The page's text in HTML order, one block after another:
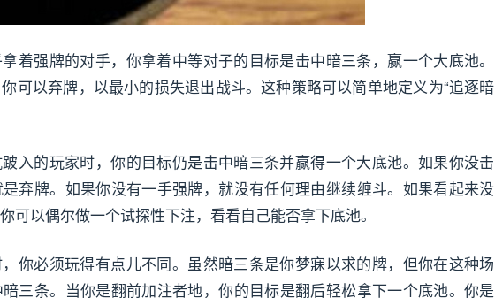
着强牌的对手，你拿着中等对子的目标是击中暗三条，赢一个大底池。
可以弃牌，以最小的损失退出战斗。这种策略可以简单地定义为“追逐暗
入的玩家时，你的目标仍是击中暗三条并赢得一个大底池。如果你没击
弃牌。如果你没有一手强牌，就没有任何理由继续缠斗。如果看起来没
可以偶尔做一个试探性下注，看看自己能否拿下底池。
你必须玩得有点儿不同。虽然暗三条是你梦寐以求的牌，但你在这种场
三条。当你是翻前加注者地，你的目标是翻后轻松拿下一个底池。你是